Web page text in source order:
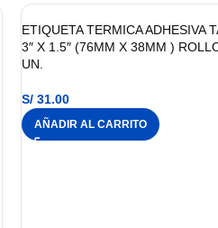
ETIQUETA TERMICA ADHESIVA
3″ X 1.5″ (76MM X 38MM )
UN.
S/ 31.00
AÑADIR AL CARRITO